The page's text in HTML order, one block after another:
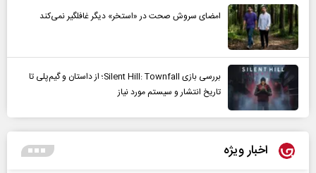
امضای سروش صحت در «استخر» دیگر غافلگیر نمی‌کند
بررسی بازی Silent Hill: Townfall؛ از داستان و گیم‌پلی تا
تاریخ انتشار و سیستم مورد نیاز
اخبار ویژه